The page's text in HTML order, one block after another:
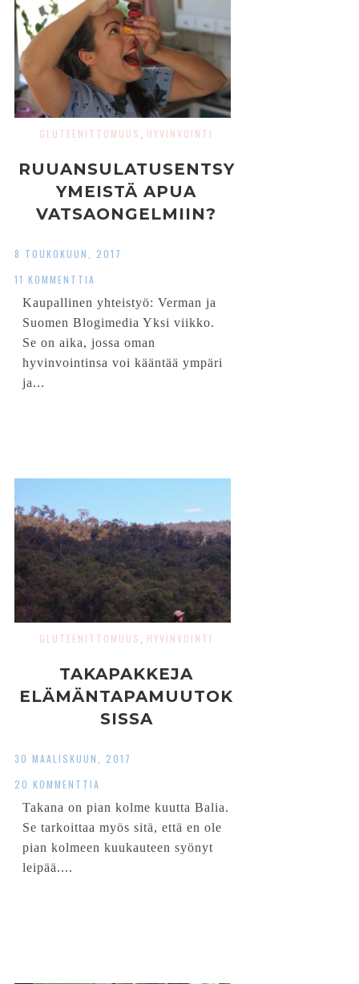
GLUTEENITTOMUUS HYVINVOINTI
RUUANSULATUSENTSY
YMEISTÄ APUA
VATSAONGELMIIN?
8 TOUKOKUUN, 2017
11 KOMMENTTIA
Kaupallinen yhteistyö: Verman ja
Suomen Blogimedia Yksi viikko.
Se on aika, jossa oman
hyvinvointinsa voi kääntää ympäri
ja...
GLUTEENITTOMUUS HYVINVOINTI
TAKAPAKKEJA
ELÄMÄNTAPAMUUTOK
SISSA
30 MAALISKUUN, 2017
20 KOMMENTTIA
Takana on pian kolme kuutta Balia.
Se tarkoittaa myös sitä, että en ole
pian kolmeen kuukauteen syönyt
leipää....